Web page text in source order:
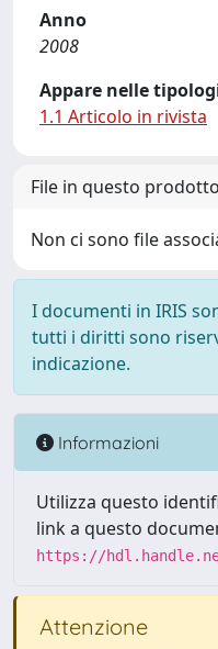
Anno
2008
Appare nelle
1.1 Articolo in rivista
File in questo
Non ci sono file
I documenti in IRIS
tutti i diritti sono
indicazione.
Informazioni
Utilizza questo
link a questo
https://
Attenzione